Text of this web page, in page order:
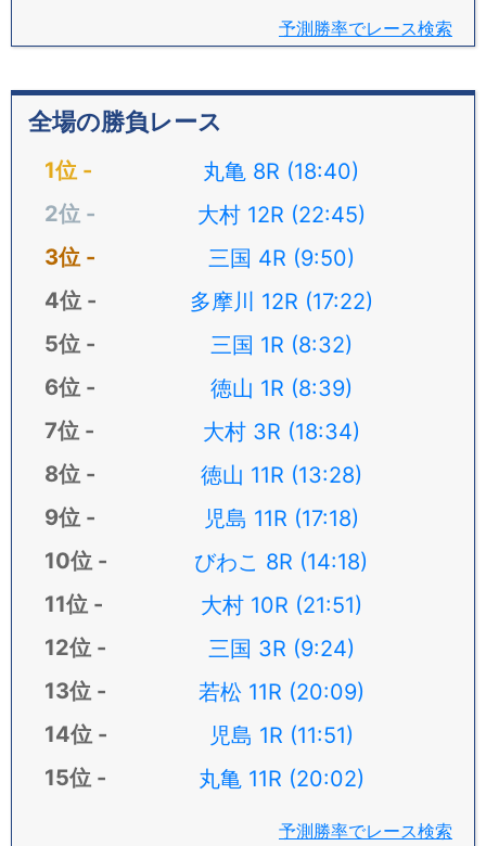
予測勝率でレース検索
全場の勝負レース
丸亀 8R (18:40)
大村 12R (22:45)
三国 4R (9:50)
多摩川 12R (17:22)
三国 1R (8:32)
徳山 1R (8:39)
大村 3R (18:34)
徳山 11R (13:28)
児島 11R (17:18)
びわこ 8R (14:18)
大村 10R (21:51)
三国 3R (9:24)
若松 11R (20:09)
児島 1R (11:51)
丸亀 11R (20:02)
予測勝率でレース検索